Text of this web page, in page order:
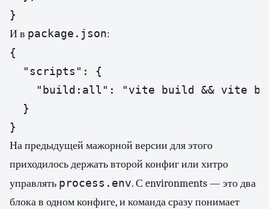
}
И в package.json:
{
  "scripts": {
"build:all": "vite build && vite
  }
}
На предыдущей мажорной версии для этого
приходилось держать второй конфиг или хитро
управлять process.env. С environments — это два
блока в одном конфиге, и команда сразу понимает